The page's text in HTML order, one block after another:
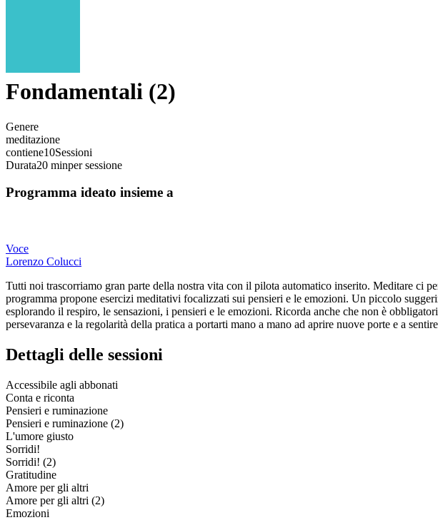
Fondamentali (2)
Genere
meditazione
contiene10Sessioni
Durata20 minper sessione
Programma ideato insieme a
Voce
Lorenzo Colucci
Tutti noi trascorriamo gran parte della nostra vita con il pilota automatico inserito. Meditare ci
programma propone esercizi meditativi focalizzati sui pensieri e le emozioni. Un piccolo
esplorando il respiro, le sensazioni, i pensieri e le emozioni. Ricorda anche che non è
persevaranza e la regolarità della pratica a portarti mano a mano ad aprire nuove porte e a
Dettagli delle sessioni
Accessibile agli abbonati
Conta e riconta
Pensieri e ruminazione
Pensieri e ruminazione (2)
L'umore giusto
Sorridi!
Sorridi! (2)
Gratitudine
Amore per gli altri
Amore per gli altri (2)
Emozioni